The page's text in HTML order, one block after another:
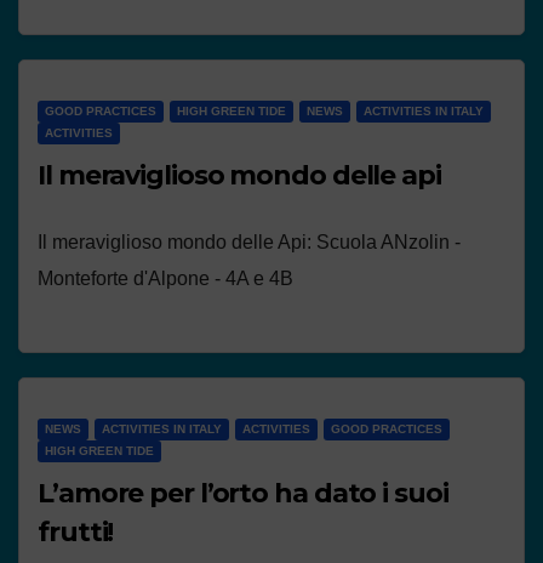
GOOD PRACTICES HIGH GREEN TIDE NEWS
ACTIVITIES IN ITALY
ACTIVITIES
Il meraviglioso mondo delle api
Il meraviglioso mondo delle Api: Scuola ANzolin -
Monteforte d'Alpone - 4A e 4B
NEWS ACTIVITIES IN ITALY ACTIVITIES
GOOD PRACTICES
HIGH GREEN TIDE
L’amore per l’orto ha dato i suoi
frutti!